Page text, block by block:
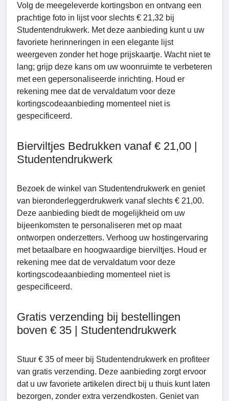
Volg de meegeleverde kortingsbon en ontvang een
prachtige foto in lijst voor slechts € 21,32 bij
Studеntеndrukwerk. Met deze aanbieding kunt u uw
favoriete herinneringen in een elegante lijst
weergeven zonder het hoge prijskaartje. Wacht niet te
lang; grijp deze kans om uw woonruimte te verbeteren
met een gepersonaliseerde inrichting. Houd er
rekening mee dat de vervaldatum voor deze
kortingscodeaanbieding momenteel niet is
gespecificeerd.
Bierviltjes Bedrukken vanaf € 21,00 |
Studentendrukwerk
Bezoek de winkel van Studеntеndrukwerk en geniet
van bieronderleggerdrukwerk vanaf slechts € 21,00.
Deze aanbieding biedt de mogelijkheid om uw
bijeenkomsten te personaliseren met op maat
ontworpen onderzetters. Verhoog uw hostingervaring
met betaalbare en hoogwaardige bierviltjes. Houd er
rekening mee dat de vervaldatum voor deze
kortingscodeaanbieding momenteel niet is
gespecificeerd.
Gratis verzending bij bestellingen
boven € 35 | Studentendrukwerk
Stuur € 35 of meer bij Studеntеndrukwеrk en profiteer
van gratis verzending. Deze aanbieding zorgt ervoor
dat u uw favoriete artikelen direct bij u thuis kunt laten
bezorgen, zonder extra verzendkosten. Geniet van